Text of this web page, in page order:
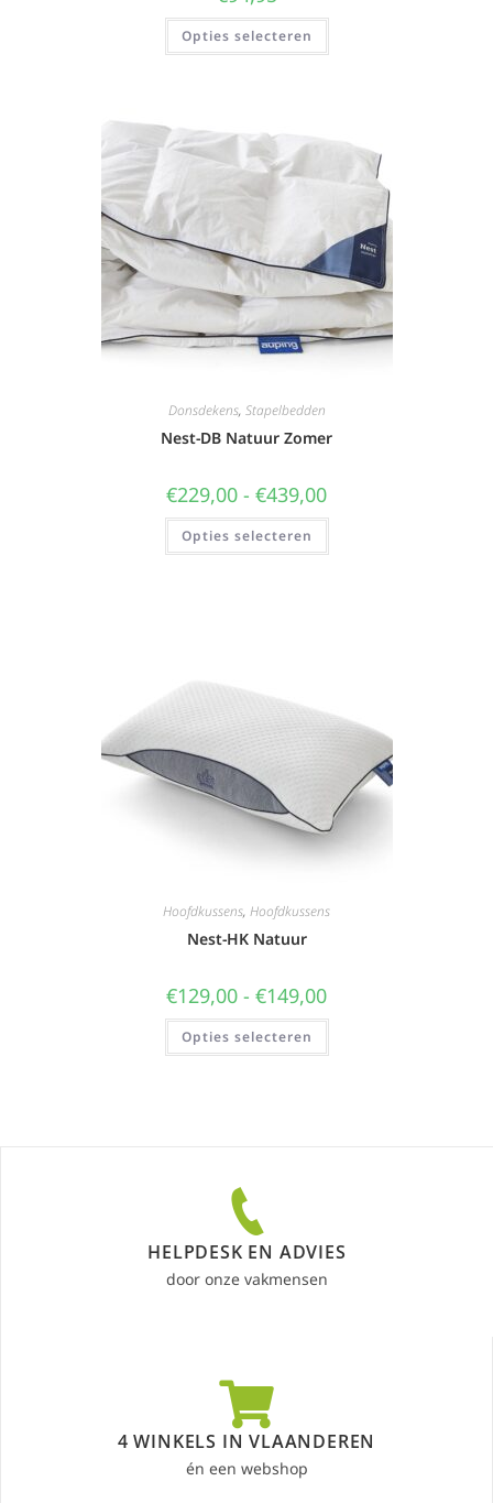
Opties selecteren
Donsdekens, Stapelbedden
Nest-DB Natuur Zomer
€229,00 - €439,00
Opties selecteren
Hoofdkussens, Hoofdkussens
Nest-HK Natuur
€129,00 - €149,00
Opties selecteren
HELPDESK EN ADVIES
door onze vakmensen
4 WINKELS IN VLAANDEREN
én een webshop